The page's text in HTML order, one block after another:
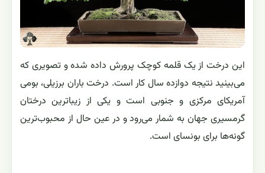
این درخت از یک قلمه کوچک پرورش داده شده و تصویری که
می‌بینید نتیجه دوازده سال کار است. درخت باران برزیلی، بومی
آمریکای مرکزی و جنوبی است و یکی از زیباترین درختان
گرمسیری جهان به شمار می‌رود و در عین حال از محبوب‌ترین
گونه‌ها برای بونسای است.